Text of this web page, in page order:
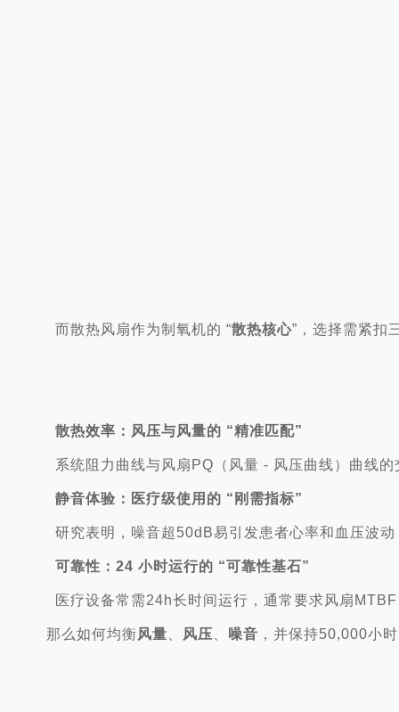
而散热风扇作为制氧机的 “散热核心”，选择需紧扣
散热效率：风压与风量的 “精准匹配”
系统阻力曲线与风扇PQ（风量 - 风压曲线）曲线
静音体验 ：医疗级使用的 “刚需指标”
研究表明，噪音超50dB易引发患者心率和血压波
可靠性：24 小时运行的 “可靠性基石”
医疗设备常需24h长时间运行，通常要求风扇
那么如何均衡风量 风压 噪音 ，并保持50,000小